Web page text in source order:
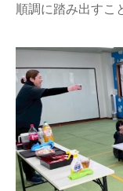
順調に踏み出すこ